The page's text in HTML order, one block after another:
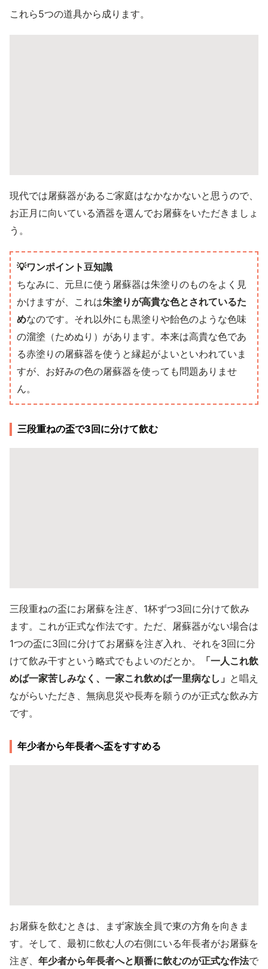
これら5つの道具から成ります。
現代では屠蘇器があるご家庭はなかなかないと思うので、
お正月に向いている酒器を選んでお屠蘇をいただきましょ
う。
💡ワンポイント豆知識
ちなみに、元旦に使う屠蘇器は朱塗りのものをよく見
かけますが、これは朱塗りが高貴な色とされているた
めなのです。それ以外にも黒塗りや飴色のような色味
の溜塗（ためぬり）があります。本来は高貴な色であ
る赤塗りの屠蘇器を使うと縁起がよいといわれていま
すが、お好みの色の屠蘇器を使っても問題ありませ
ん。
三段重ねの盃で3回に分けて飲む
三段重ねの盃にお屠蘇を注ぎ、1杯ずつ3回に分けて飲み
ます。これが正式な作法です。ただ、屠蘇器がない場合は
1つの盃に3回に分けてお屠蘇を注ぎ入れ、それを3回に分
けて飲み干すという略式でもよいのだとか。
「一人これ飲
めば一家苦しみなく、一家これ飲めば一里病なし」 と唱え
ながらいただき、無病息災や長寿を願うのが正式な飲み方
です。
年少者から年長者へ盃をすすめる
お屠蘇を飲むときは、まず家族全員で東の方角を向きま
す。そして、最初に飲む人の右側にいる年長者がお屠蘇を
注ぎ、 年少者から年長者へと順番に飲むのが正式な作法で